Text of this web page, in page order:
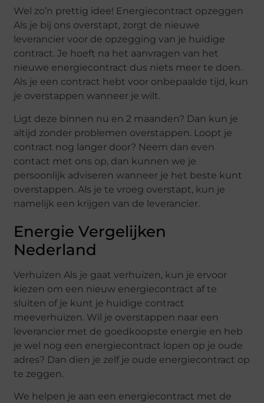
Wel zo’n prettig idee! Energiecontract opzeggen
Als je bij ons overstapt, zorgt de nieuwe
leverancier voor de opzegging van je huidige
contract. Je hoeft na het aanvragen van het
nieuwe energiecontract dus niets meer te doen.
Als je een contract hebt voor onbepaalde tijd, kun
je overstappen wanneer je wilt.
Ligt deze binnen nu en 2 maanden? Dan kun je
altijd zonder problemen overstappen. Loopt je
contract nog langer door? Neem dan even
contact met ons op, dan kunnen we je
persoonlijk adviseren wanneer je het beste kunt
overstappen. Als je te vroeg overstapt, kun je
namelijk een krijgen van de leverancier.
Energie Vergelijken
Nederland
Verhuizen Als je gaat verhuizen, kun je ervoor
kiezen om een nieuw energiecontract af te
sluiten of je kunt je huidige contract
meeverhuizen. Wil je overstappen naar een
leverancier met de goedkoopste energie en heb
je wel nog een energiecontract lopen op je oude
adres? Dan dien je zelf je oude energiecontract op
te zeggen.
We helpen je aan een energiecontract met de